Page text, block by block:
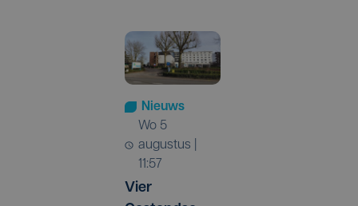
Nieuws
wo 5
augustus |
11:57
Vier